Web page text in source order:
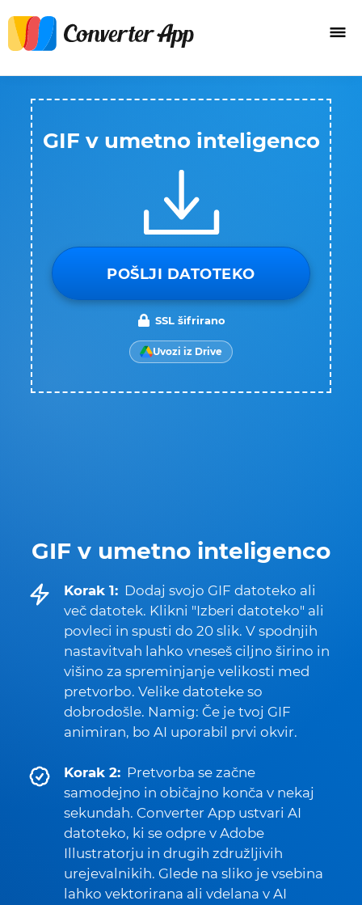
GIF v umetno inteligenco
Korak 1: Dodaj svojo GIF datoteko ali
več datotek. Klikni "Izberi datoteko" ali
povleci in spusti do 20 slik. V spodnjih
nastavitvah lahko vneseš ciljno širino in
višino za spreminjanje velikosti med
pretvorbo. Velike datoteke so
dobrodošle. Namig: Če je tvoj GIF
animiran, bo AI uporabil prvi okvir.
Korak 2: Pretvorba se začne
samodejno in običajno konča v nekaj
sekundah. Converter App ustvari AI
datoteko, ki se odpre v Adobe
Illustratorju in drugih združljivih
urejevalnikih. Glede na sliko je vsebina
lahko vektorirana ali vdelana v AI
GIF v umetno inteligenco
POŠLJI DATOTEKO
SSL šifrirano
Uvozi iz Drive